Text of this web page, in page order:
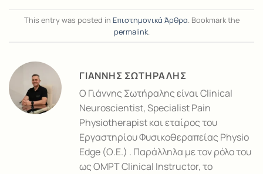
This entry was posted in Επιστημονικά Άρθρα. Bookmark the
permalink.
ΓΙΑΝΝΗΣ ΣΩΤΗΡΑΛΗΣ
Ο Γιάννης Σωτήραλης είναι Clinical
Neuroscientist, Specialist Pain
Physiotherapist και εταίρος του
Εργαστηρίου Φυσικοθεραπείας Physio
Edge (Ο.Ε.) . Παράλληλα με τον ρόλο του
ως OMPT Clinical Instructor, το